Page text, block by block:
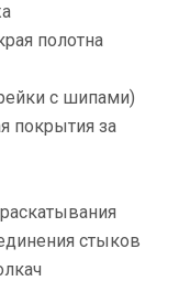
полотна
с шипами)
покрытия за
стыков